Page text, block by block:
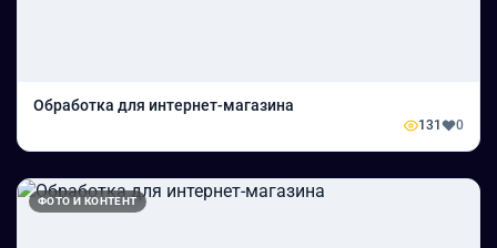
Обработка для интернет-магазина
131 0
ФОТО И КОНТЕНТ